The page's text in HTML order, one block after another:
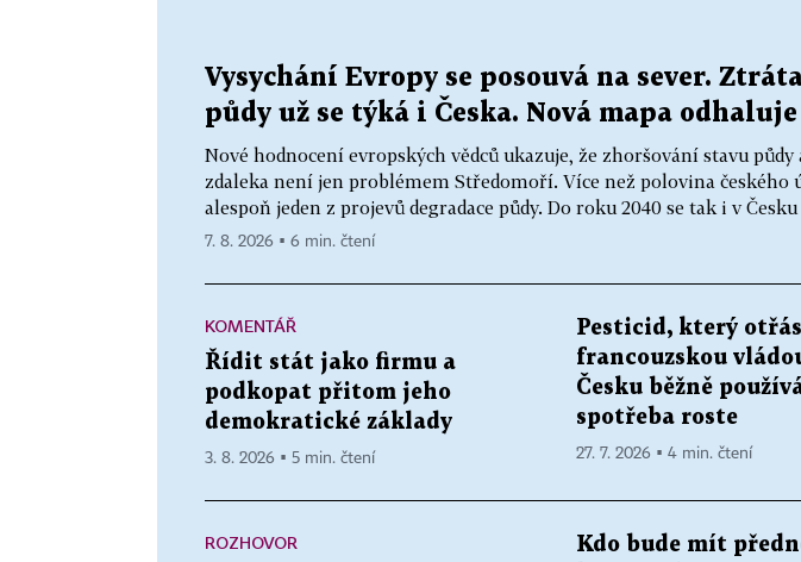
Vysychání Evropy se posouvá na sever.
půdy už se týká i Česka. Nová mapa
Nové hodnocení evropských vědců ukazuje, že zhoršování stavu půdy
zdaleka není jen problémem Středomoří. Více než polovina českého
alespoň jeden z projevů degradace půdy. Do roku 2040 se tak i v
7. 8. 2026 ▪ 6 min. čtení
KOMENTÁŘ
Řídit stát jako firmu a
podkopat přitom jeho
demokratické základy
3. 8. 2026 ▪ 5 min. čtení
Pesticid, který
francouzskou
Česku běžně
spotřeba roste
27. 7. 2026 ▪ 4 min. čtení
ROZHOVOR
Kdo bude mít